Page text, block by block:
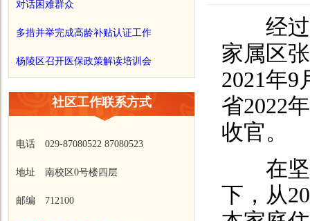
对话困难群众
多措并举完成高龄补贴认证工作
杨陵区召开医保政策解读培训会
社区工作联系方式
电话 029-87080522 87080523
地址 南校区0号楼四层
邮编 712100
经过
家属区
2021年
省2022
收官。
在坚
下，从